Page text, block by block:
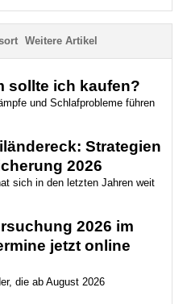
Weitere Artikel
sollte ich kaufen?
und Schlafprobleme führen
Strategien
2026
sich in den letzten Jahren weit
2026 im
jetzt online
die ab August 2026